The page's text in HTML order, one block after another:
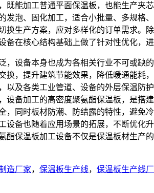
能加工普通平面保温板，也能生产夹
泡、固化加工，适合小批量、多规格
生产方案，应对多样化的订单需求。
在核心结构基础上做了针对性优化，
设备本身也成为各相关行业不可或缺
，提升建筑节能效果，降低暖通能耗
及各类工业管道、设备的外层保温防
备加工的高密度聚氨酯保温板，是搭
同时板材防潮、防结露的特性，避免
备也随着应用场景的拓展，不断优化
保温板加工设备不仅是保温板材生产
造厂家， 保温板生产线， 保温板生产线